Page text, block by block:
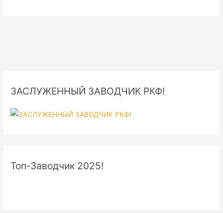
ЗАСЛУЖЕННЫЙ ЗАВОДЧИК РКФ!
Топ-Заводчик 2025!